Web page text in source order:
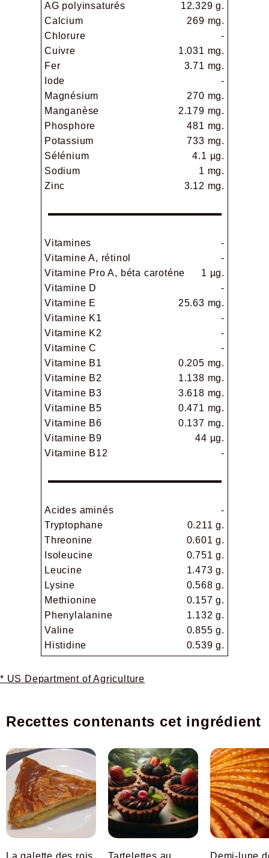
AG polyinsaturés
12.329 g.
Calcium
269 mg.
Chlorure
-
Cuivre
1.031 mg.
Fer
3.71 mg.
Iode
-
Magnésium
270 mg.
Manganèse
2.179 mg.
Phosphore
481 mg.
Potassium
733 mg.
Sélénium
4.1 µg.
Sodium
1 mg.
Zinc
3.12 mg.
Vitamines
-
Vitamine A, rétinol
-
Vitamine Pro A, béta caroténe
1 µg.
Vitamine D
-
Vitamine E
25.63 mg.
Vitamine K1
-
Vitamine K2
-
Vitamine C
-
Vitamine B1
0.205 mg.
Vitamine B2
1.138 mg.
Vitamine B3
3.618 mg.
Vitamine B5
0.471 mg.
Vitamine B6
0.137 mg.
Vitamine B9
44 µg.
Vitamine B12
-
Acides aminés
-
Tryptophane
0.211 g.
Threonine
0.601 g.
Isoleucine
0.751 g.
Leucine
1.473 g.
Lysine
0.568 g.
Methionine
0.157 g.
Phenylalanine
1.132 g.
Valine
0.855 g.
Histidine
0.539 g.
* US Department of Agriculture
Recettes contenants cet ingrédient
Tartelettes au Demi-lune des rois, à